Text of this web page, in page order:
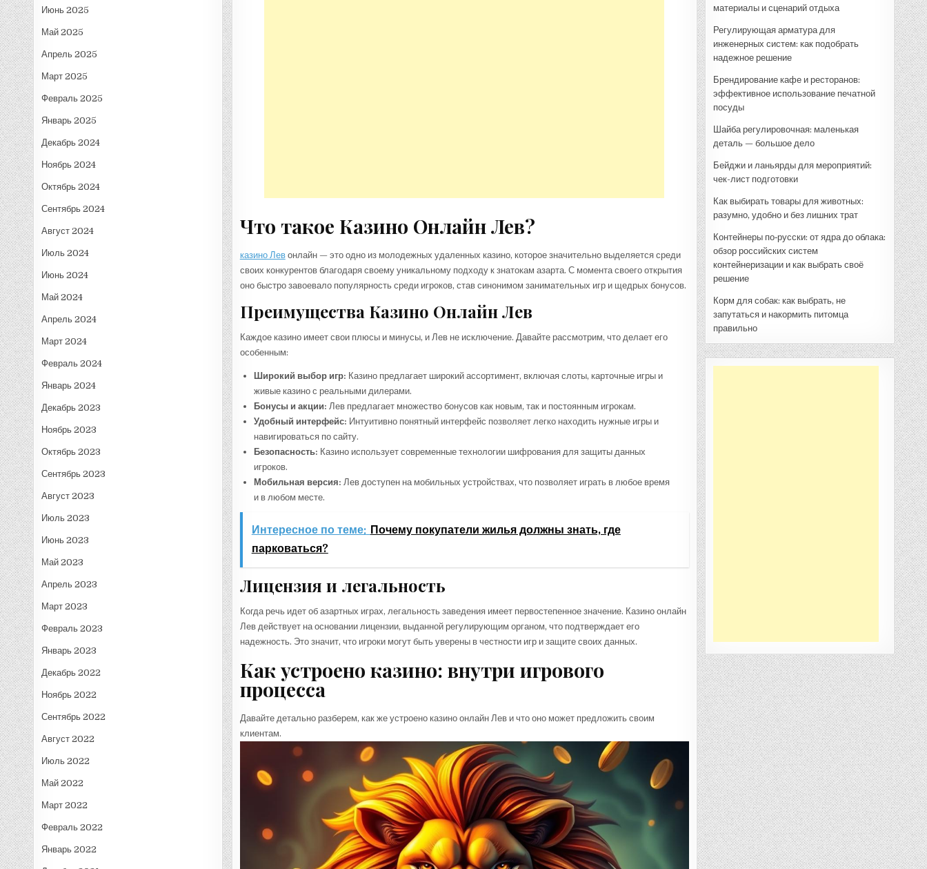
Июнь 2025
Май 2025
Апрель 2025
Март 2025
Февраль 2025
Январь 2025
Декабрь 2024
Ноябрь 2024
Октябрь 2024
Сентябрь 2024
Август 2024
Июль 2024
Июнь 2024
Май 2024
Апрель 2024
Март 2024
Февраль 2024
Январь 2024
Декабрь 2023
Ноябрь 2023
Октябрь 2023
Сентябрь 2023
Август 2023
Июль 2023
Июнь 2023
Май 2023
Апрель 2023
Март 2023
Февраль 2023
Январь 2023
Декабрь 2022
Ноябрь 2022
Сентябрь 2022
Август 2022
Июль 2022
Май 2022
Март 2022
Февраль 2022
Январь 2022
Что такое Казино Онлайн Лев?
казино Левонлайн — это одно из молодежных удаленных казино, которое значительно выделяется среди
своих конкурентов благодаря своему уникальному подходу к знатокам азарта. С момента своего открытия
оно быстро завоевало популярность среди игроков, став синонимом занимательных игр и щедрых бонусов.
Преимущества Казино Онлайн Лев
Каждое казино имеет свои плюсы и минусы, и Лев не исключение. Давайте рассмотрим, что делает его
особенным:
Широкий выбор игр: Казино предлагает широкий ассортимент, включая слоты, карточные игры и
живые казино с реальными дилерами.
Бонусы и акции: Лев предлагает множество бонусов как новым, так и постоянным игрокам.
Удобный интерфейс: Интуитивно понятный интерфейс позволяет легко находить нужные игры и
навигироваться по сайту.
Безопасность: Казино использует современные технологии шифрования для защиты данных
игроков.
Мобильная версия: Лев доступен на мобильных устройствах, что позволяет играть в любое время
и в любом месте.
Интересное по теме: Почему покупатели жилья должны знать, где
парковаться?
Лицензия и легальность
Когда речь идет об азартных играх, легальность заведения имеет первостепенное значение. Казино онлайн
Лев действует на основании лицензии, выданной регулирующим органом, что подтверждает его
надежность. Это значит, что игроки могут быть уверены в честности игр и защите своих данных.
Как устроено казино: внутри игрового
процесса
Давайте детально разберем, как же устроено казино онлайн Лев и что оно может предложить своим
клиентам.
материалы и сценарий отдыха
Регулирующая арматура для
инженерных систем: как подобрать
надежное решение
Брендирование кафе и ресторанов:
эффективное использование печатной
посуды
Шайба регулировочная: маленькая
деталь — большое дело
Бейджи и ланьярды для мероприятий:
чек-лист подготовки
Как выбирать товары для животных:
разумно, удобно и без лишних трат
Контейнеры по‑русски: от ядра до облака:
обзор российских систем
контейнеризации и как выбрать своё
решение
Корм для собак: как выбрать, не
запутаться и накормить питомца
правильно